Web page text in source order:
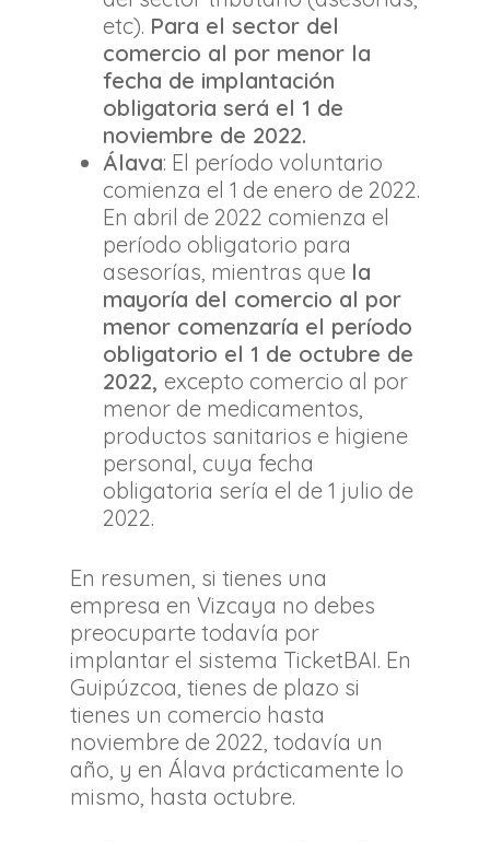
etc). Para el sector del
comercio al por menor la
fecha de implantación
obligatoria será el 1 de
noviembre de 2022.
Álava: El período voluntario
comienza el 1 de enero de 2022.
En abril de 2022 comienza el
período obligatorio para
asesorías, mientras que la
mayoría del comercio al por
menor comenzaría el período
obligatorio el 1 de octubre de
2022, excepto comercio al por
menor de medicamentos,
productos sanitarios e higiene
personal, cuya fecha
obligatoria sería el de 1 julio de
2022.
En resumen, si tienes una
empresa en Vizcaya no debes
preocuparte todavía por
implantar el sistema TicketBAI. En
Guipúzcoa, tienes de plazo si
tienes un comercio hasta
noviembre de 2022, todavía un
año, y en Álava prácticamente lo
mismo, hasta octubre.